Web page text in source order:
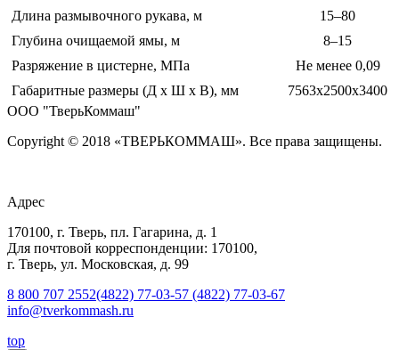
Длина размывочного рукава, м
15–80
Глубина очищаемой ямы, м
8–15
Разряжение в цистерне, МПа
Не менее 0,09
Габаритные размеры (Д х Ш х В), мм
7563х2500х3400
ООО "ТверьКоммаш"
Copyright © 2018 «ТВЕРЬКОММАШ». Все права защищены.
Адрес
170100, г. Тверь, пл. Гагарина, д. 1
Для почтовой корреспонденции: 170100,
г. Тверь, ул. Московская, д. 99
8 800 707 2552(4822) 77-03-57 (4822) 77-03-67
info@tverkommash.ru
top